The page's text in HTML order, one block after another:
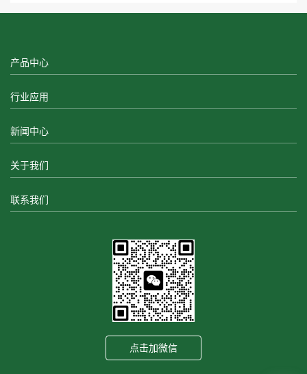
产品中心
行业应用
新闻中心
关于我们
联系我们
点击加微信